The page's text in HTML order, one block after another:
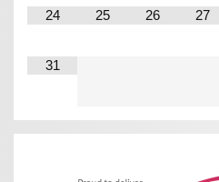
24 25 26 27
31